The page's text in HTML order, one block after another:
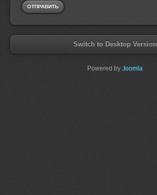
ОТПРАВИТЬ
Switch to Desktop Version
Powered by Joomla